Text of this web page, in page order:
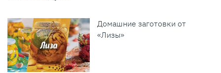
Домашние заготовки от
«Лизы»